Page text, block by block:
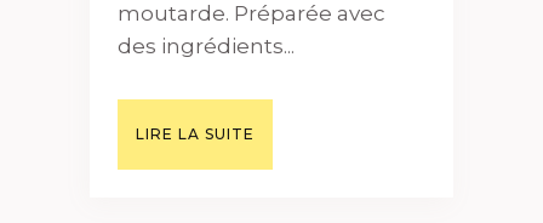
moutarde. Préparée avec
des ingrédients...
LIRE LA SUITE